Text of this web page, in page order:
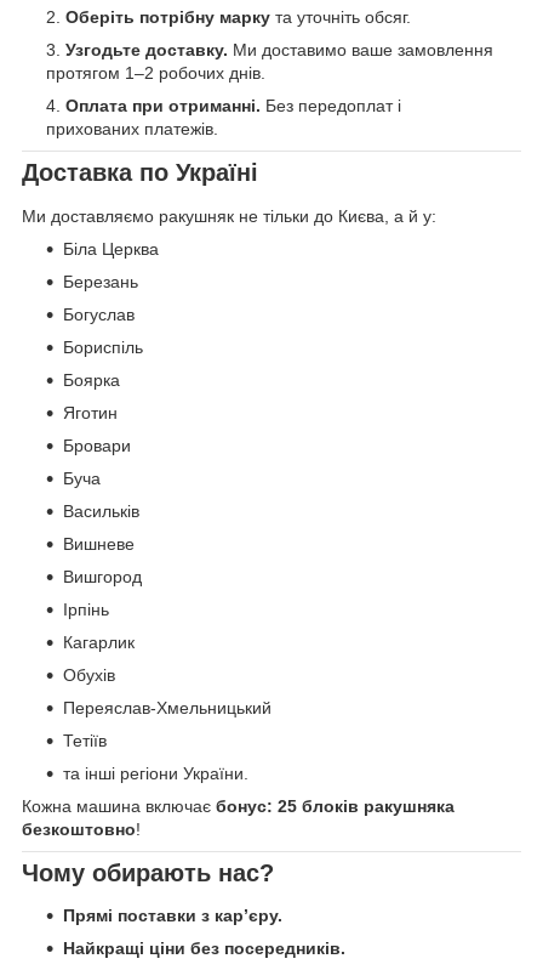
Оберіть потрібну марку та уточніть обсяг.
Узгодьте доставку. Ми доставимо ваше замовлення
протягом 1–2 робочих днів.
Оплата при отриманні. Без передоплат і
прихованих платежів.
Доставка по Україні
Ми доставляємо ракушняк не тільки до Києва, а й у:
Біла Церква
Березань
Богуслав
Бориспіль
Боярка
Яготин
Бровари
Буча
Васильків
Вишневе
Вишгород
Ірпінь
Кагарлик
Обухів
Переяслав-Хмельницький
Тетіїв
та інші регіони України.
Кожна машина включає бонус: 25 блоків ракушняка
безкоштовно!
Чому обирають нас?
Прямі поставки з кар’єру.
Найкращі ціни без посередників.